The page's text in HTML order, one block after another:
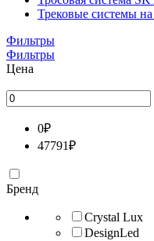
Трековые системы
Фильтры
Фильтры
Цена
0₽
47791₽
Бренд
Crystal Lux
DesignLed